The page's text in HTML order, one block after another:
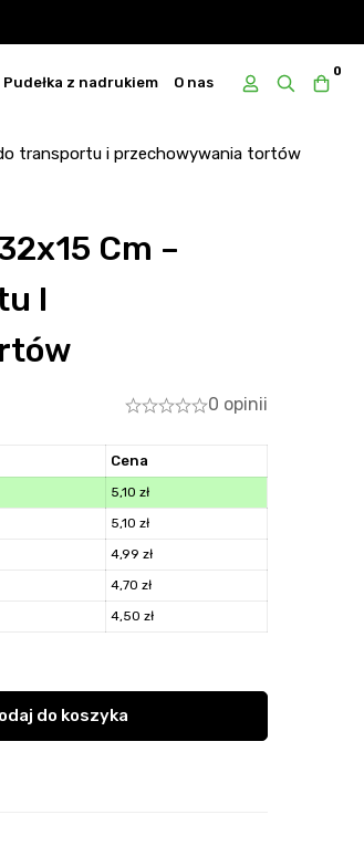
Pudełka z nadrukiem O nas
0
transportu i przechowywania tortów
Cm –
I
0 opinii
Cena
5,10 zł
5,10 zł
4,99 zł
4,70 zł
4,50 zł
do koszyka